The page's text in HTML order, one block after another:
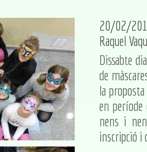
20/02/
Raquel
Dissabte
de
la
en
nens i
inscripció